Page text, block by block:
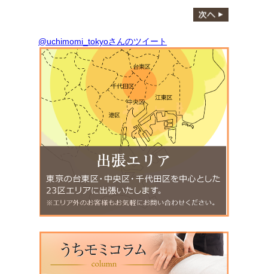
@uchimomi_tokyoさんのツイート